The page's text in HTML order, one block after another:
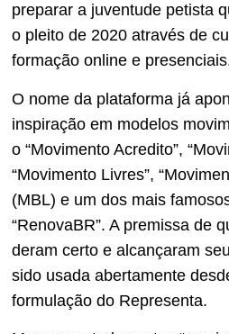
preparar a juventude petista
o pleito de 2020 através de
formação online e
O nome da plataforma já
inspiração em modelos
o “Movimento Acredito”,
“Movimento Livres”,
(MBL) e um dos mais
“RenovaBR”. A premissa de
deram certo e alcançaram
sido usada abertamente
formulação do Representa.